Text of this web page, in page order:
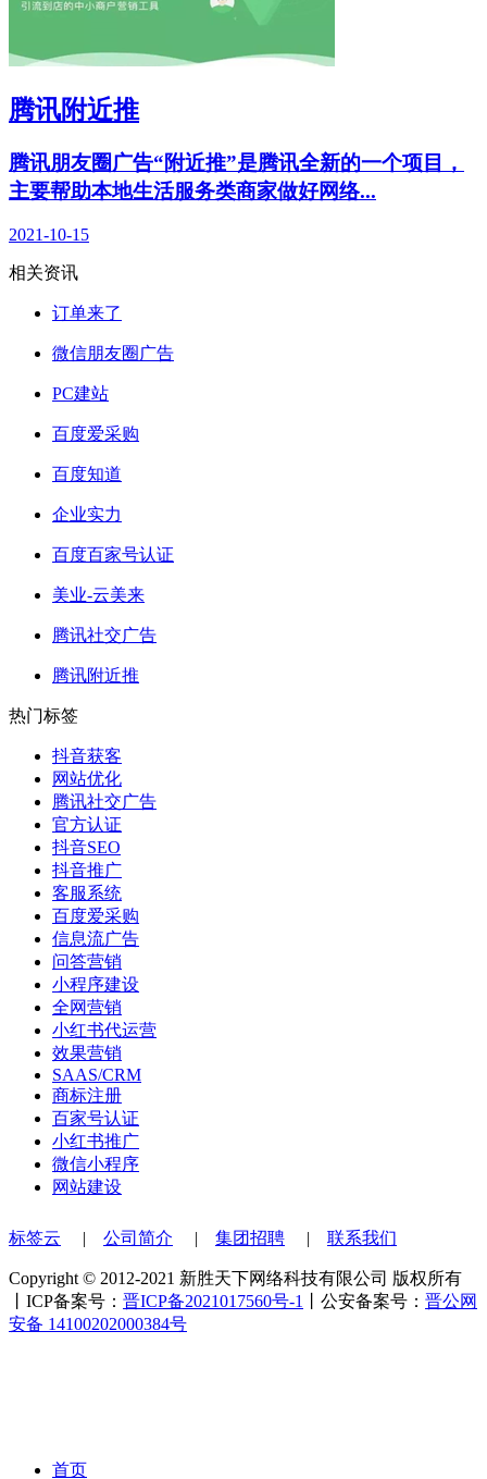
腾讯附近推
腾讯朋友圈广告“附近推”是腾讯全新的一个项目，
主要帮助本地生活服务类商家做好网络...
2021-10-15
相关资讯
订单来了
微信朋友圈广告
PC建站
百度爱采购
百度知道
企业实力
百度百家号认证
美业-云美来
腾讯社交广告
腾讯附近推
热门标签
抖音获客
网站优化
腾讯社交广告
官方认证
抖音SEO
抖音推广
客服系统
百度爱采购
信息流广告
问答营销
小程序建设
全网营销
小红书代运营
效果营销
SAAS/CRM
商标注册
百家号认证
小红书推广
微信小程序
网站建设
标签云 公司简介 集团招聘 联系我们
Copyright © 2012-2021 新胜天下网络科技有限公司 版权所有
丨ICP备案号： 晋ICP备2021017560号-1 丨公安备案号： 晋公网
安备 14100202000384号
首页